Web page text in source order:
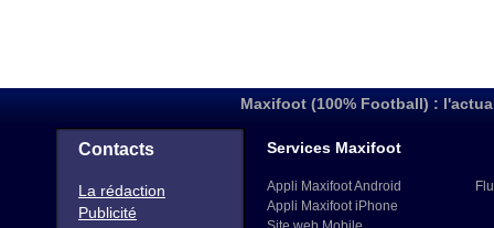
Maxifoot (100% Football) :
Contacts
La rédaction
Publicité
Services Maxifoot
Appli Maxifoot Android
Appli Maxifoot iPhone